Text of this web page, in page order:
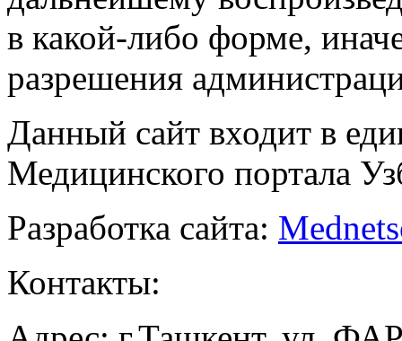
в какой-либо форме,
разрешения
Данный сайт входит в
Медицинского портала
Разработка сайта:
Контакты: